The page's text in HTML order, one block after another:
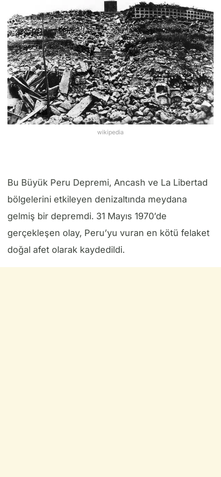
wikipedia
Bu Büyük Peru Depremi, Ancash ve La Libertad
bölgelerini etkileyen denizaltında meydana
gelmiş bir depremdi. 31 Mayıs 1970’de
gerçekleşen olay, Peru’yu vuran en kötü felaket
doğal afet olarak kaydedildi.